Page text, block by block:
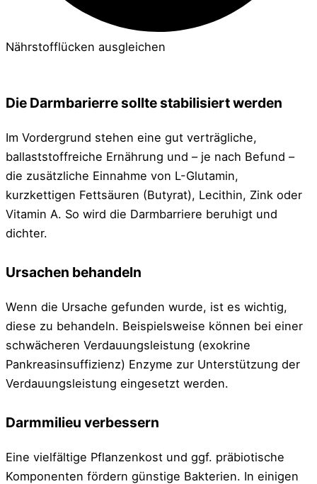
Nährstofflücken ausgleichen
Die Darmbarierre sollte stabilisiert werden
Im Vordergrund stehen eine gut verträgliche,
ballaststoffreiche Ernährung und – je nach Befund –
die zusätzliche Einnahme von L-Glutamin,
kurzkettigen Fettsäuren (Butyrat), Lecithin, Zink oder
Vitamin A. So wird die Darmbarriere beruhigt und
dichter.
Ursachen behandeln
Wenn die Ursache gefunden wurde, ist es wichtig,
diese zu behandeln. Beispielsweise können bei einer
schwächeren Verdauungsleistung (exokrine
Pankreasinsuffizienz) Enzyme zur Unterstützung der
Verdauungsleistung eingesetzt werden.
Darmmilieu verbessern
Eine vielfältige Pflanzenkost und ggf. präbiotische
Komponenten fördern günstige Bakterien. In einigen